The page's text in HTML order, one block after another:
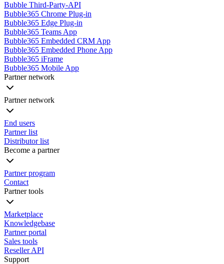
Bubble Third-Party-API
Bubble365 Chrome Plug-in
Bubble365 Edge Plug-in
Bubble365 Teams App
Bubble365 Embedded CRM App
Bubble365 Embedded Phone App
Bubble365 iFrame
Bubble365 Mobile App
Partner network
Partner network
End users
Partner list
Distributor list
Become a partner
Partner program
Contact
Partner tools
Marketplace
Knowledgebase
Partner portal
Sales tools
Reseller API
Support